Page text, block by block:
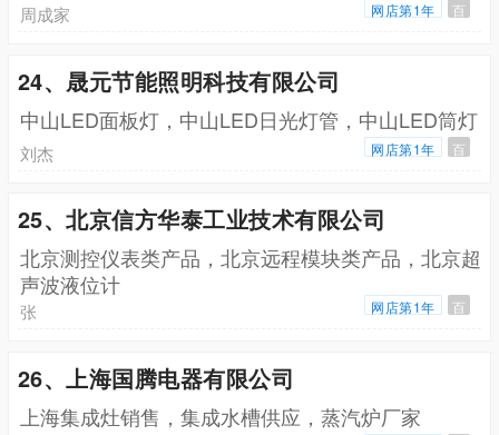
周成家 网店第1年 百
24、晟元节能照明科技有限公司
中山LED面板灯，中山LED日光灯管，中山LED筒灯
刘杰 网店第1年 百
25、北京信方华泰工业技术有限公司
北京测控仪表类产品，北京远程模块类产品，北京超
声波液位计
张 网店第1年 百
26、上海国腾电器有限公司
上海集成灶销售，集成水槽供应，蒸汽炉厂家